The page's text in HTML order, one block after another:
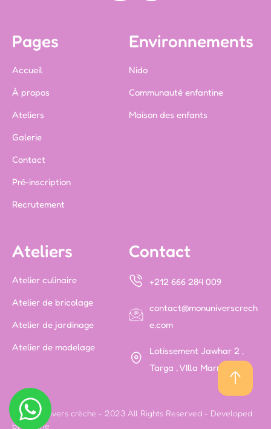
Pages
Accueil
À propos
Ateliers
Galerie
Contact
Pré-inscription
Recrutement
Environnements
Nido
Communauté enfantine
Maison des enfants
Ateliers
Atelier culinaire
Atelier de bricolage
Atelier de jardinage
Atelier de modelage
Contact
+212 666 284 009
contact@monuniverscrech
e.com
Lotissement Jawhar 2 ,
Targa , VIlla Marrakech
© Mon Univers crèche - 2023 All Rights Reserved - Developed
by -
Icone